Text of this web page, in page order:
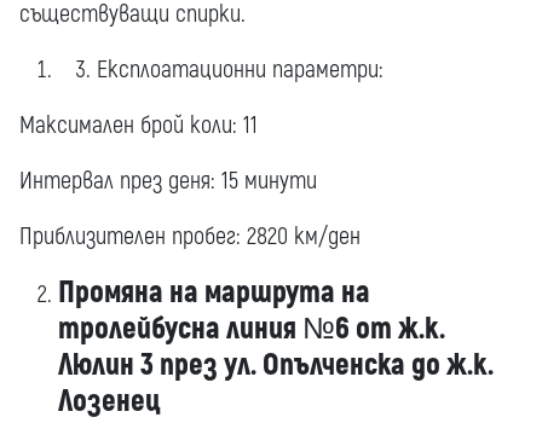
съществуващи спирки.
Експлоатационни параметри:
Максимален брой коли: 11
Интервал през деня: 15 минути
Приблизителен пробег: 2820 км/ден
Промяна на маршрута на
тролейбусна линия №6 от ж.к.
Люлин 3 през ул. Опълченска до ж.к.
Лозенец